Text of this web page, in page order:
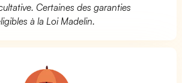
Certaines des garanties
à la Loi Madelin.